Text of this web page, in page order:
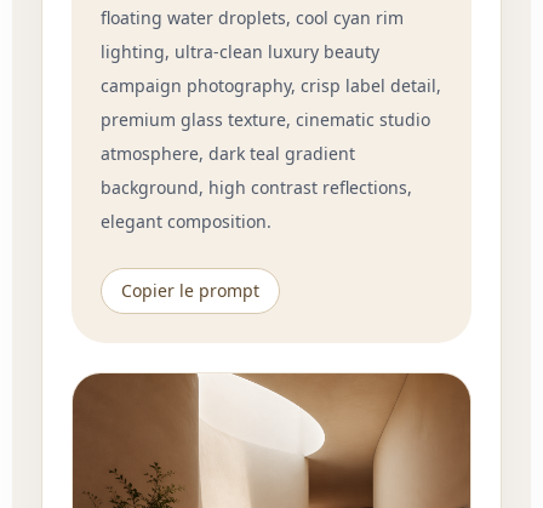
floating water droplets, cool cyan rim
lighting, ultra-clean luxury beauty
campaign photography, crisp label detail,
premium glass texture, cinematic studio
atmosphere, dark teal gradient
background, high contrast reflections,
elegant composition.
Copier le prompt